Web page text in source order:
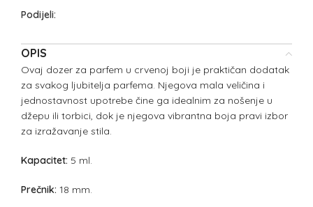
Podijeli:
OPIS
Ovaj dozer za parfem u crvenoj boji je praktičan dodatak
za svakog ljubitelja parfema. Njegova mala veličina i
jednostavnost upotrebe čine ga idealnim za nošenje u
džepu ili torbici, dok je njegova vibrantna boja pravi izbor
za izražavanje stila.
Kapacitet: 5 ml.
Prečnik: 18 mm.